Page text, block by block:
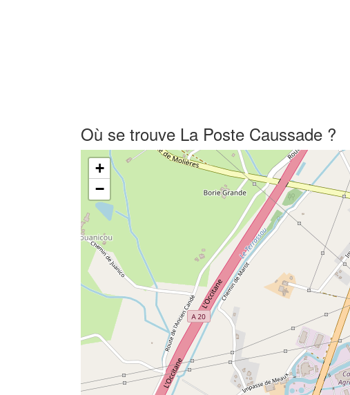
Où se trouve La Poste Caussade ?
+
−